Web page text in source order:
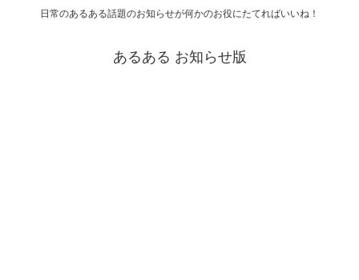
日常のあるある話題のお知らせが何かのお役にたてればいいね！
あるある お知らせ版